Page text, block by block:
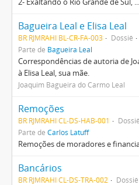
Bagueira Leal e Elisa Leal
BR RJMRAHI BL-CR-FA-003 Dossiê
Parte de Bagueira Leal
Correspondências de autoria de
à Elisa Leal, sua mãe.
Joaquim Bagueira do Carmo Leal
Remoções
BR RJMRAHI CL-DS-HAB-001 Dossiê
Parte de Carlos Latuff
Remoções de moradores e
Bancários
BR RJMRAHI CL-DS-TRA-002 Dossiê